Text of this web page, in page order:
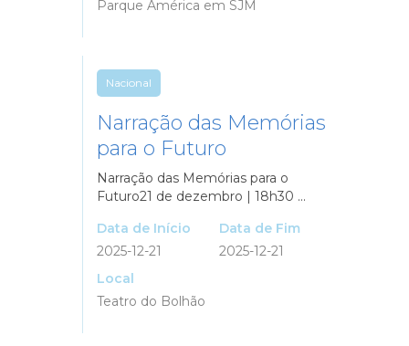
Parque América em SJM
Nacional
Narração das Memórias
para o Futuro
Narração das Memórias para o
Futuro21 de dezembro | 18h30 ...
Data de Início
2025-12-21
Data de Fim
2025-12-21
Local
Teatro do Bolhão